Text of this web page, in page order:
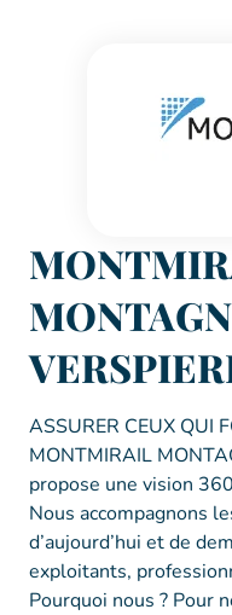
ASSURER CEUX QUI
MONTMIRAIL
propose une vision
Nous accompagnons
d’aujourd’hui et de
exploitants,
Pourquoi nous ? Pour